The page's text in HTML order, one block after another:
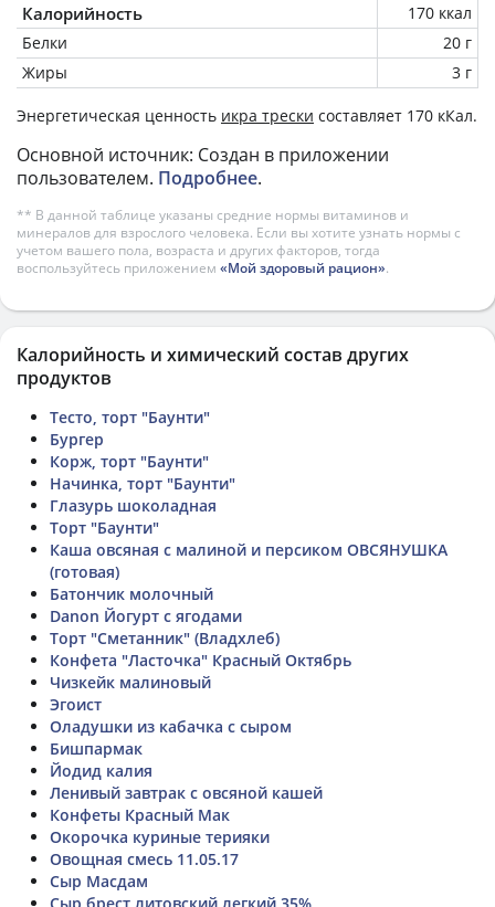
Калорийность
170 ккал
Белки
20 г
Жиры
3 г
Энергетическая ценность икра трески составляет 170 кКал.
Основной источник: Создан в приложении
пользователем. Подробнее.
** В данной таблице указаны средние нормы витаминов и
минералов для взрослого человека. Если вы хотите узнать нормы с
учетом вашего пола, возраста и других факторов, тогда
воспользуйтесь приложением «Мой здоровый рацион».
Калорийность и химический состав других
продуктов
Тесто, торт "Баунти"
Бургер
Корж, торт "Баунти"
Начинка, торт "Баунти"
Глазурь шоколадная
Торт "Баунти"
Каша овсяная с малиной и персиком ОВСЯНУШКА
(готовая)
Батончик молочный
Danon Йогурт с ягодами
Торт "Сметанник" (Владхлеб)
Конфета "Ласточка" Красный Октябрь
Чизкейк малиновый
Эгоист
Оладушки из кабачка с сыром
Бишпармак
Йодид калия
Ленивый завтрак с овсяной кашей
Конфеты Красный Мак
Окорочка куриные терияки
Овощная смесь 11.05.17
Сыр Масдам